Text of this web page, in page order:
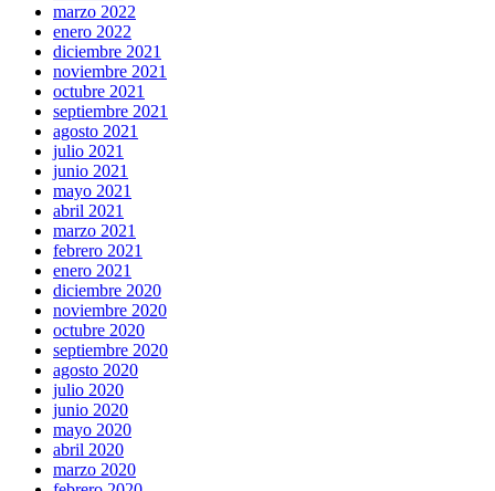
marzo 2022
enero 2022
diciembre 2021
noviembre 2021
octubre 2021
septiembre 2021
agosto 2021
julio 2021
junio 2021
mayo 2021
abril 2021
marzo 2021
febrero 2021
enero 2021
diciembre 2020
noviembre 2020
octubre 2020
septiembre 2020
agosto 2020
julio 2020
junio 2020
mayo 2020
abril 2020
marzo 2020